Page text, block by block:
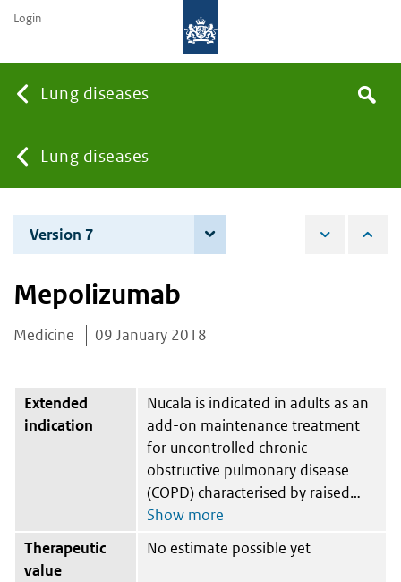
Lung diseases
You
are
here:
Lung diseases
the
Search
Login
Version 7
Mepolizumab
Medicine 09 January 2018
Extended
indication
Nucala is indicated in adults as an
add-on maintenance treatment
for uncontrolled chronic
obstructive pulmonary disease
(COPD) characterised by raised
Therapeutic
value
No estimate possible yet